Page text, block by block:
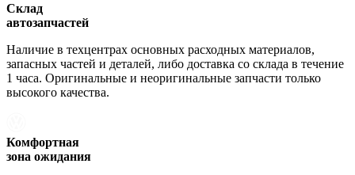
Склад
автозапчастей
Наличие в техцентрах основных расходных материалов,
запасных частей и деталей, либо доставка со склада в течение
1 часа. Оригинальные и неоригинальные запчасти только
высокого качества.
Комфортная
зона ожидания